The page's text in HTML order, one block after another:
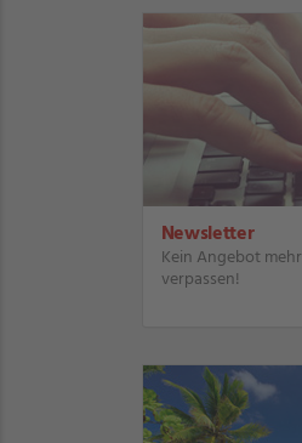
Newsletter
Kein Angebot mehr
verpassen!